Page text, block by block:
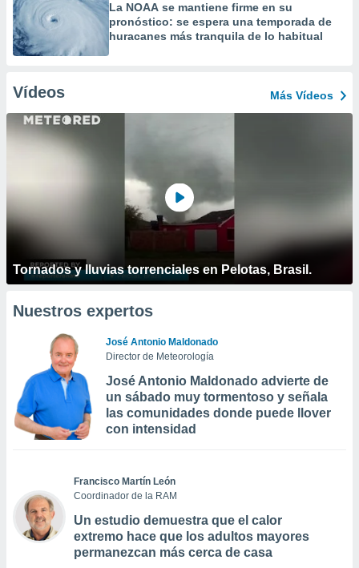
La NOAA se mantiene firme en su
pronóstico: se espera una temporada de
huracanes más tranquila de lo habitual
Vídeos Más Vídeos
Tornados y lluvias torrenciales en Pelotas, Brasil.
Nuestros expertos
José Antonio Maldonado
Director de Meteorología
José Antonio Maldonado advierte de
un sábado muy tormentoso y señala
las comunidades donde puede llover
con intensidad
Francisco Martín León
Coordinador de la RAM
Un estudio demuestra que el calor
extremo hace que los adultos mayores
permanezcan más cerca de casa